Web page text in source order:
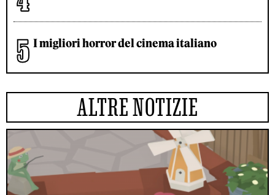
I migliori horror del cinema italiano
ALTRE NOTIZIE